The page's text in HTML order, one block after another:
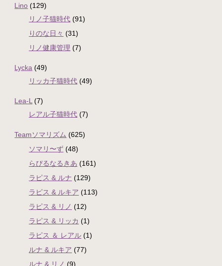
Lino (129)
リノ子猫時代 (91)
りのな日々 (31)
リノ健康管理 (7)
Lycka (49)
リッカ子猫時代 (49)
Lea-L (7)
レアル子猫時代 (7)
Teamソマリズム (625)
ソマリ〜ず (48)
らぴるなるきあ (161)
ラピス & ルナ (129)
ラピス & ルキア (113)
ラピス & リノ (12)
ラピス & リッカ (1)
ラピス ＆ レアル (1)
ルナ & ルキア (77)
ルナ & リノ (9)